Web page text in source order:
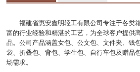
福建省惠安鑫明轻工有限公司专注于各类
富的行业经验和精湛的工艺，为全球客户提供
品。公司产品涵盖女包、公文包、文件夹、钱
袋、折叠包、背包、学生包、自行车包及赠品
场需求。